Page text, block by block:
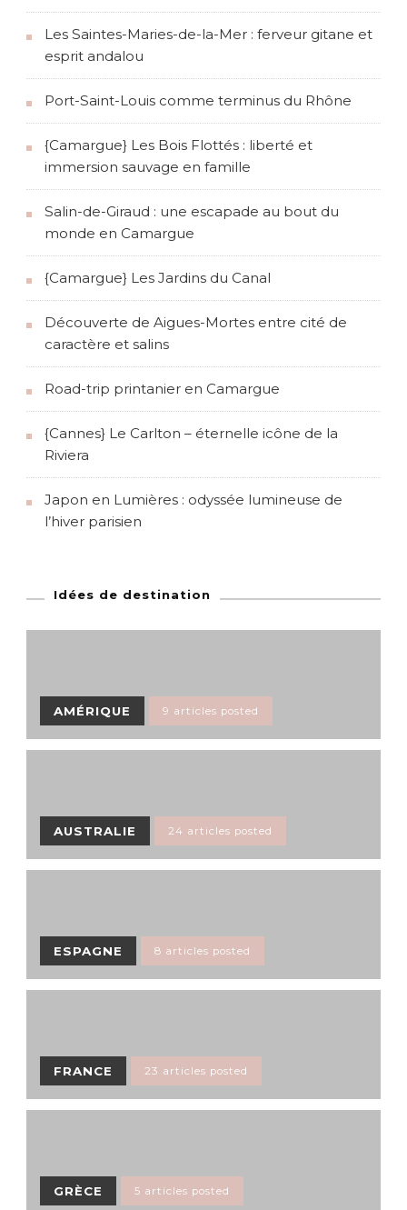
Les Saintes-Maries-de-la-Mer : ferveur gitane et
esprit andalou
Port-Saint-Louis comme terminus du Rhône
{Camargue} Les Bois Flottés : liberté et
immersion sauvage en famille
Salin-de-Giraud : une escapade au bout du
monde en Camargue
{Camargue} Les Jardins du Canal
Découverte de Aigues-Mortes entre cité de
caractère et salins
Road-trip printanier en Camargue
{Cannes} Le Carlton – éternelle icône de la
Riviera
Japon en Lumières : odyssée lumineuse de
l’hiver parisien
Idées de destination
AMÉRIQUE 9 articles posted
AUSTRALIE 24 articles posted
ESPAGNE 8 articles posted
FRANCE 23 articles posted
GRÈCE 5 articles posted